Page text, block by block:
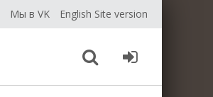
Мы в VK English Site version